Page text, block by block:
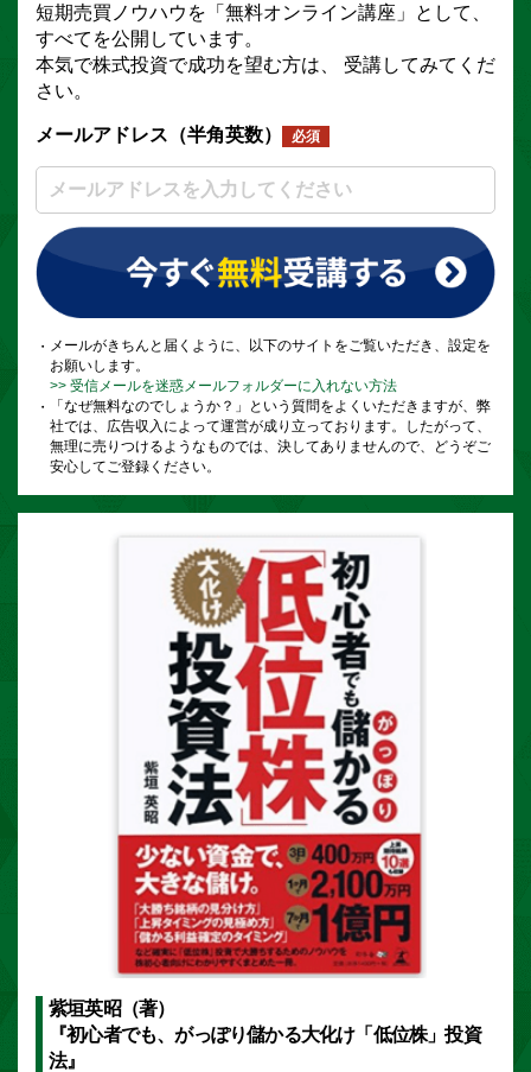
短期売買ノウハウを「無料オンライン講座」として、
すべてを公開しています。
本気で株式投資で成功を望む方は、 受講してみてくだ
さい。
メールアドレス（半角英数） 必須
メールがきちんと届くように、以下のサイトをご覧いただき、設定を
お願いします。
>> 受信メールを迷惑メールフォルダーに入れない方法
「なぜ無料なのでしょうか？」という質問をよくいただきますが、弊
社では、広告収入によって運営が成り立っております。したがって、
無理に売りつけるようなものでは、決してありませんので、どうぞご
安心してご登録ください。
紫垣英昭（著）
『初心者でも、がっぽり儲かる大化け「低位株」投資
法』